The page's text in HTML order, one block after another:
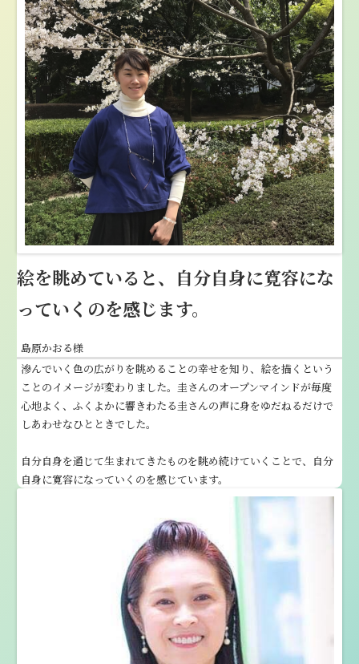
絵を眺めていると、自分自身に寛容にな
っていくのを感じます。
島原かおる様
滲んでいく色の広がりを眺めることの幸せを知り、絵を描くという
ことのイメージが変わりました。圭さんのオープンマインドが毎度
心地よく、ふくよかに響きわたる圭さんの声に身をゆだねるだけで
しあわせなひとときでした。
自分自身を通じて生まれてきたものを眺め続けていくことで、自分
自身に寛容になっていくのを感じています。